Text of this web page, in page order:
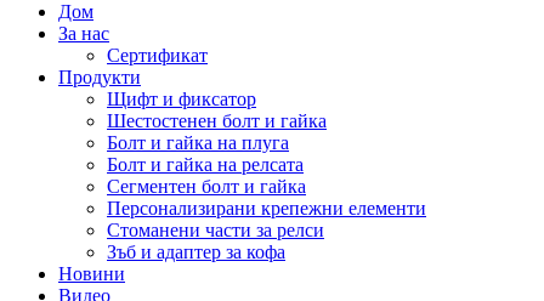
Дом
За нас
Сертификат
Продукти
Щифт и фиксатор
Шестостенен болт и гайка
Болт и гайка на плуга
Болт и гайка на релсата
Сегментен болт и гайка
Персонализирани крепежни елементи
Стоманени части за релси
Зъб и адаптер за кофа
Новини
Видео